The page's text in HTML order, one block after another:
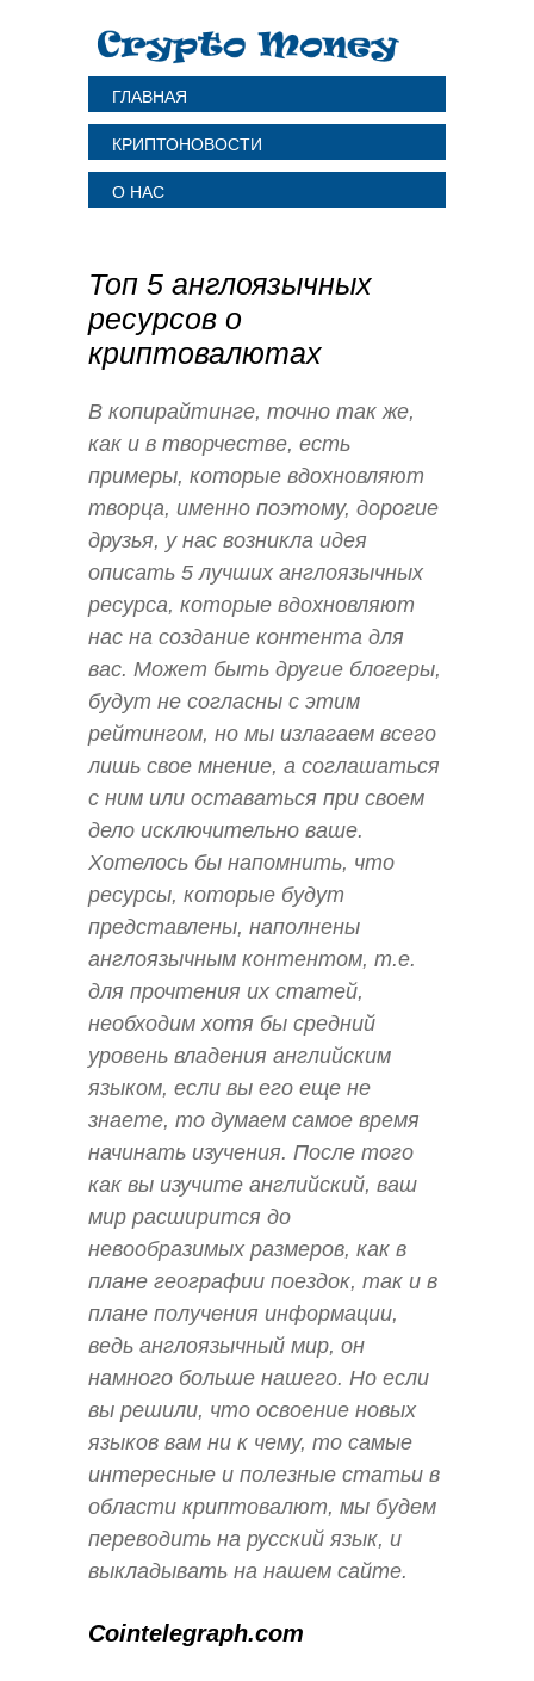
ГЛАВНАЯ
КРИПТОНОВОСТИ
О НАС
Топ 5 англоязычных
ресурсов о
криптовалютах
В копирайтинге, точно так же,
как и в творчестве, есть
примеры, которые вдохновляют
творца, именно поэтому, дорогие
друзья, у нас возникла идея
описать 5 лучших англоязычных
ресурса, которые вдохновляют
нас на создание контента для
вас. Может быть другие блогеры,
будут не согласны с этим
рейтингом, но мы излагаем всего
лишь свое мнение, а соглашаться
с ним или оставаться при своем
дело исключительно ваше.
Хотелось бы напомнить, что
ресурсы, которые будут
представлены, наполнены
англоязычным контентом, т.е.
для прочтения их статей,
необходим хотя бы средний
уровень владения английским
языком, если вы его еще не
знаете, то думаем самое время
начинать изучения. После того
как вы изучите английский, ваш
мир расширится до
невообразимых размеров, как в
плане географии поездок, так и в
плане получения информации,
ведь англоязычный мир, он
намного больше нашего. Но если
вы решили, что освоение новых
языков вам ни к чему, то самые
интересные и полезные статьи в
области криптовалют, мы будем
переводить на русский язык, и
выкладывать на нашем сайте.
Сointelegraph.com